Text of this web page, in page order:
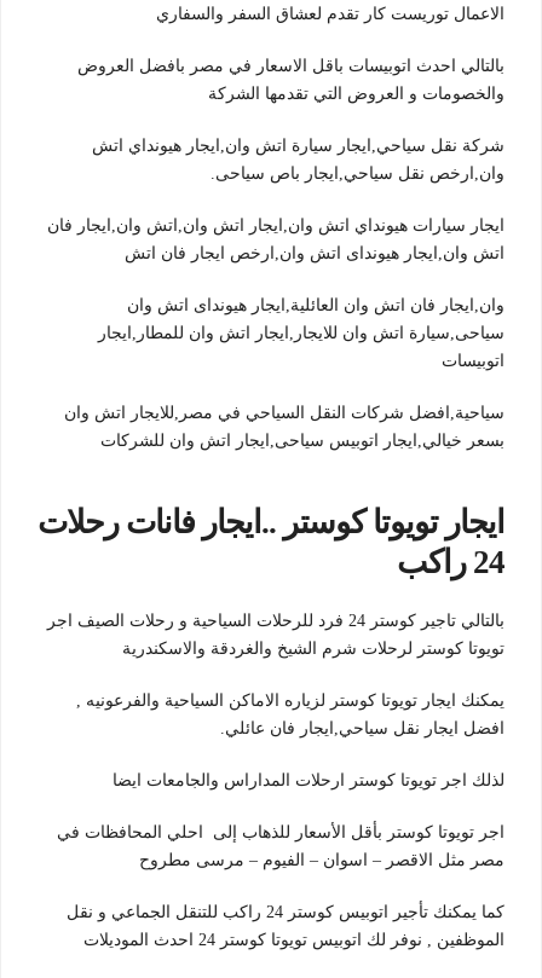
الاعمال توريست كار تقدم لعشاق السفر والسفاري
بالتالي احدث اتوبيسات باقل الاسعار في مصر بافضل العروض
والخصومات و العروض التي تقدمها الشركة
شركة نقل سياحي,ايجار سيارة اتش وان,ايجار هيونداي اتش
وان,ارخص نقل سياحي,ايجار باص سياحى.
ايجار سيارات هيونداي اتش وان,ايجار اتش وان,اتش وان,ايجار فان
اتش وان,ايجار هيونداى اتش وان,ارخص ايجار فان اتش
وان,ايجار فان اتش وان العائلية,ايجار هيونداى اتش وان
سياحى,سيارة اتش وان للايجار,ايجار اتش وان للمطار,ايجار
اتوبيسات
سياحية,افضل شركات النقل السياحي في مصر,للايجار اتش وان
بسعر خيالي,ايجار اتوبيس سياحى,ايجار اتش وان للشركات
ايجار تويوتا كوستر ..ايجار فانات رحلات
24 راكب
بالتالي تاجير كوستر 24 فرد للرحلات السياحية و رحلات الصيف اجر
تويوتا كوستر لرحلات شرم الشيخ والغردقة والاسكندرية
يمكنك ايجار تويوتا كوستر لزياره الاماكن السياحية والفرعونيه ,
افضل ايجار نقل سياحي,ايجار فان عائلي.
لذلك اجر تويوتا كوستر ارحلات المداراس والجامعات ايضا
اجر تويوتا كوستر بأقل الأسعار للذهاب إلى احلي المحافظات في
مصر مثل الاقصر – اسوان – الفيوم – مرسى مطروح
كما يمكنك تأجير اتوبيس كوستر 24 راكب للتنقل الجماعي و نقل
الموظفين , نوفر لك اتوبيس تويوتا كوستر 24 احدث الموديلات